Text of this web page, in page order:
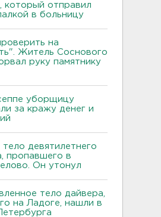
который отправил
в больницу
на
Житель Соснового
руку памятнику
уборщицу
за кражу денег и
тело девятилетнего
пропавшего в
Он утонул
тело дайвера,
на Ладоге, нашли в